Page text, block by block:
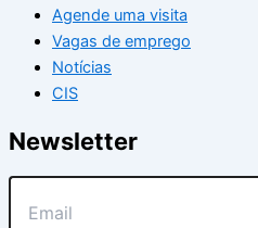
Agende uma visita
Vagas de emprego
Notícias
CIS
Newsletter